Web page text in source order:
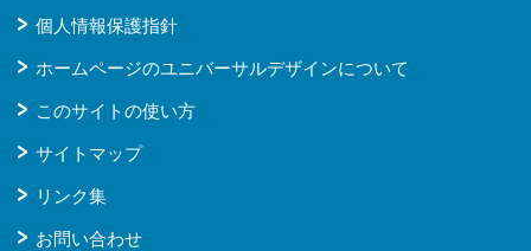
個人情報保護指針
ホームページのユニバーサルデザインについて
このサイトの使い方
サイトマップ
リンク集
お問い合わせ